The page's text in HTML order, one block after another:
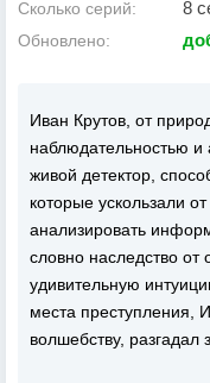
Сколько серий: 8
Обновлено:
Иван Крутов, от
наблюдательностью
живой детектор,
которые ускользали
анализировать
словно наследство от
удивительную
места преступления,
волшебству, разгадал